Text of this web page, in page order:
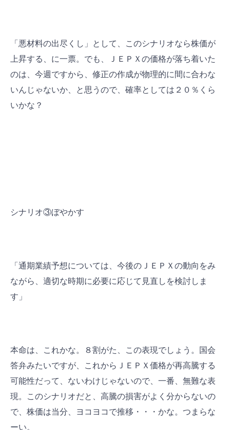
「悪材料の出尽くし」として、このシナリオなら株価が
上昇する、に一票。でも、ＪＥＰＸの価格が落ち着いた
のは、今週ですから、修正の作成が物理的に間に合わな
いんじゃないか、と思うので、確率としては２０％くら
いかな？
シナリオ③ぼやかす
「通期業績予想については、今後のＪＥＰＸの動向をみ
ながら、適切な時期に必要に応じて見直しを検討しま
す」
本命は、これかな。８割がた、この表現でしょう。国会
答弁みたいですが、これからＪＥＰＸ価格が再高騰する
可能性だって、ないわけじゃないので、一番、無難な表
現。このシナリオだと、高騰の損害がよく分からないの
で、株価は当分、ヨコヨコで推移・・・かな。つまらな
ーい。